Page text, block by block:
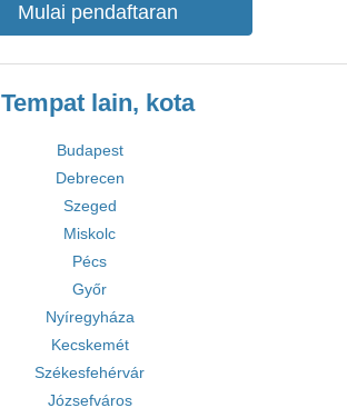
Mulai pendaftaran
Tempat lain, kota
Budapest
Debrecen
Szeged
Miskolc
Pécs
Győr
Nyíregyháza
Kecskemét
Székesfehérvár
Józsefváros